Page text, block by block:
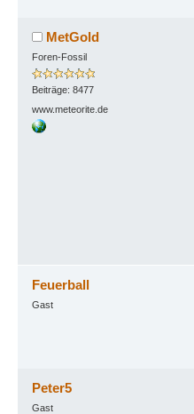
MetGold
Foren-Fossil
Beiträge: 8477
www.meteorite.de
Feuerball
Gast
Peter5
Gast